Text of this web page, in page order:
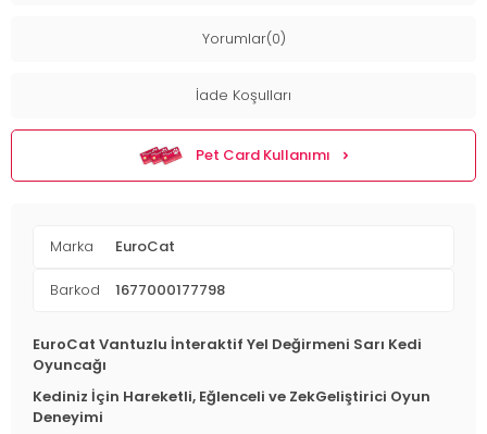
Yorumlar(0)
İade Koşulları
Pet Card Kullanımı
Marka EuroCat
Barkod 1677000177798
EuroCat Vantuzlu İnteraktif Yel Değirmeni Sarı Kedi
Oyuncağı
Kediniz İçin Hareketli, Eğlenceli ve ZekGeliştirici Oyun
Deneyimi